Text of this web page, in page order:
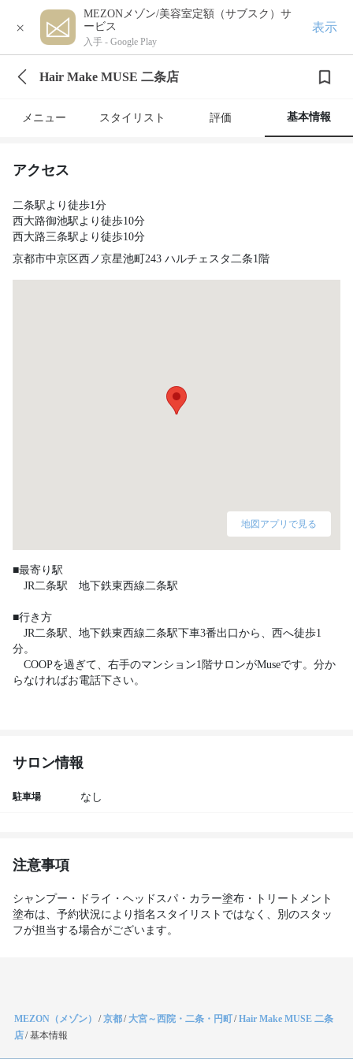
×
MEZONメゾン/美容室定額（サブスク）サ
ービス
入手 - Google Play
表示
Hair Make MUSE 二条店
メニュー スタイリスト 評価 基本情報
アクセス
二条駅より徒歩1分
西大路御池駅より徒歩10分
西大路三条駅より徒歩10分
京都市中京区西ノ京星池町243 ハルチェスタ二条1階
地図アプリで見る
■最寄り駅
JR二条駅　地下鉄東西線二条駅
■行き方
JR二条駅、地下鉄東西線二条駅下車3番出口から、西へ徒歩1
分。
COOPを過ぎて、右手のマンション1階サロンがMuseです。分か
らなければお電話下さい。
サロン情報
駐車場 なし
注意事項
シャンプー・ドライ・ヘッドスパ・カラー塗布・トリートメント
塗布は、予約状況により指名スタイリストではなく、別のスタッ
フが担当する場合がございます。
MEZON（メゾン） /京都/大宮～西院・二条・円町/Hair Make MUSE 二条
店/基本情報